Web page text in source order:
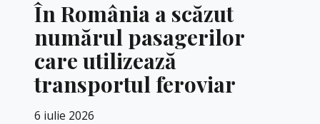
În România a scăzut
numărul pasagerilor
care utilizează
transportul feroviar
6 iulie 2026